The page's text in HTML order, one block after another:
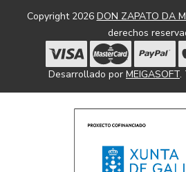
Copyright 2026 DON ZAPATO DA
derechos
Desarrollado por MEIGASOFT.